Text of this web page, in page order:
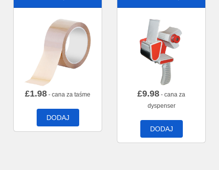
£1.98 - cana za taśme
DODAJ
£9.98 - cana za
dyspenser
DODAJ